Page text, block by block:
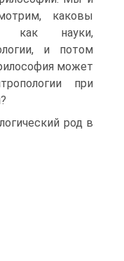
каковы
как науки,
и потом
может
при
род в